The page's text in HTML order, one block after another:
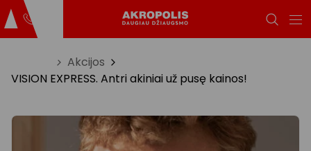
Akcijos
VISION EXPRESS. Antri akiniai už pusę kainos!